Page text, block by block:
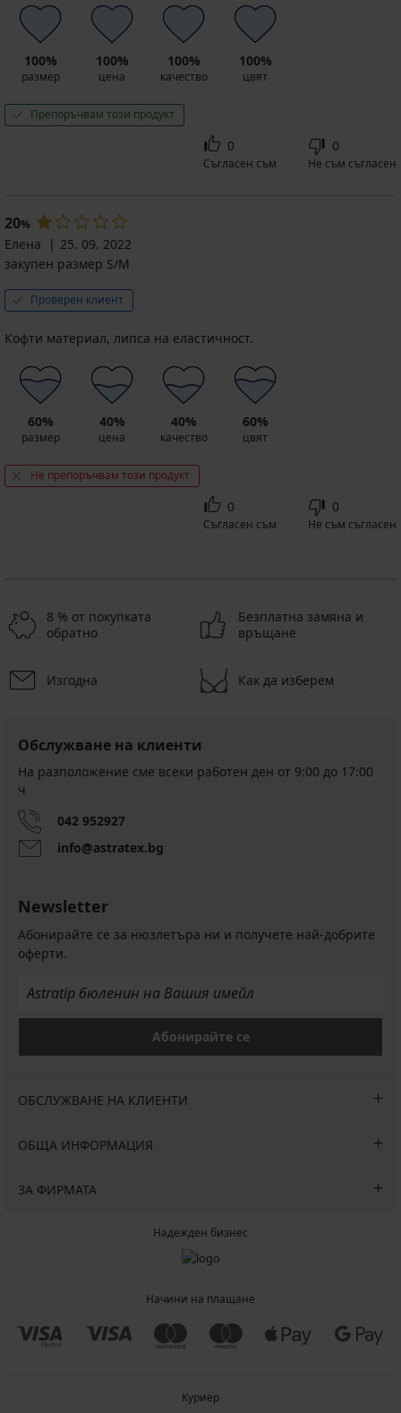
100%
размер
100%
цена
100%
качество
100%
цвят
Препоръчвам този продукт
0
Съгласен съм
0
Не съм съгласен
20%
Елена
25. 09. 2022
закупен размер S/M
Проверен клиент
Кофти материал, липса на еластичност.
60%
размер
40%
цена
40%
качество
60%
цвят
Не препоръчвам този продукт
0
Съгласен съм
0
Не съм съгласен
8 % от покупката
обратно
Безплатна замяна и
връщане
Изгодна Как да изберем
Обслужване на клиенти
На разположение сме всеки работен ден от 9:00 до 17:00
ч
042 952927
info@astratex.bg
Newsletter
Абонирайте се за нюзлетъра ни и получете най-добрите
оферти.
Абонирайте се
ОБСЛУЖВАНЕ НА КЛИЕНТИ
ОБЩА ИНФОРМАЦИЯ
ЗА ФИРМАТА
Надежден бизнес
Начини на плащане
Куриер